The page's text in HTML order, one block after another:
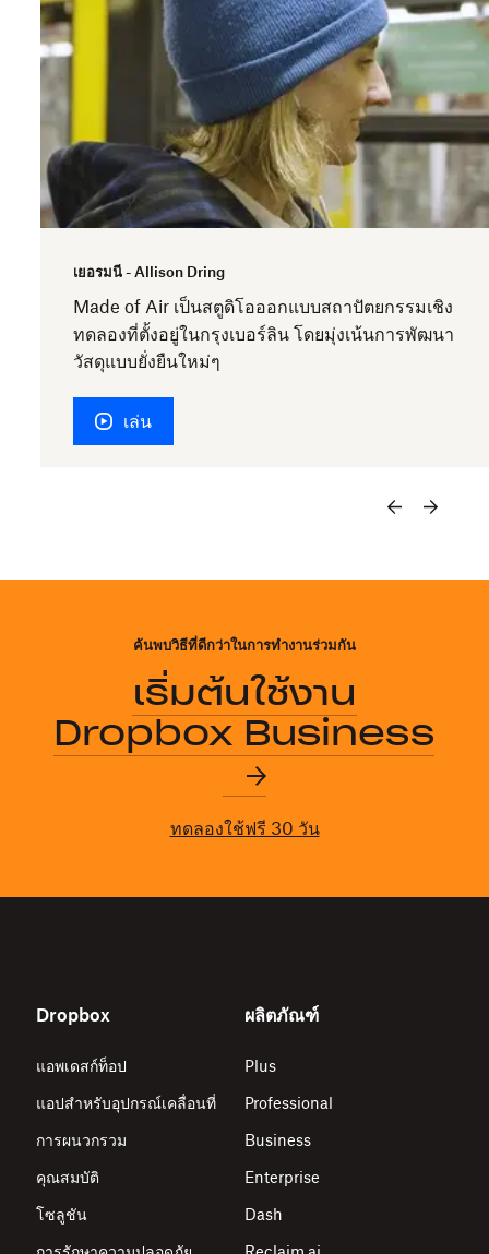
เยอรมนี - Allison Dring
Made of Air เป็นสตูดิโอออกแบบสถาปัตยกรรมเชิง
ทดลองที่ตั้งอยู่ในกรุงเบอร์ลิน โดยมุ่งเน้นการพัฒนา
วัสดุแบบยั่งยืนใหม่ๆ
เล่น
ค้นพบวิธีที่ดีกว่าในการทำงานร่วมกัน
เริ่มต้นใช้งาน
Dropbox Business
ทดลองใช้ฟรี 30 วัน
Dropbox
แอพเดสก์ท็อป
แอปสำหรับอุปกรณ์เคลื่อนที่
การผนวกรวม
คุณสมบัติ
โซลูชัน
ผลิตภัณฑ์
Plus
Professional
Business
Enterprise
Dash